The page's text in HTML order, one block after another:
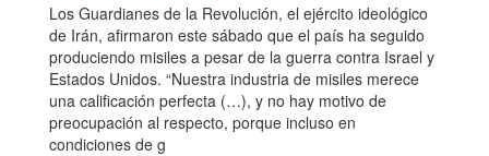
Los Guardianes de la Revolución, el ejército ideológico
de Irán, afirmaron este sábado que el país ha seguido
produciendo misiles a pesar de la guerra contra Israel y
Estados Unidos. “Nuestra industria de misiles merece
una calificación perfecta (…), y no hay motivo de
preocupación al respecto, porque incluso en
condiciones de g